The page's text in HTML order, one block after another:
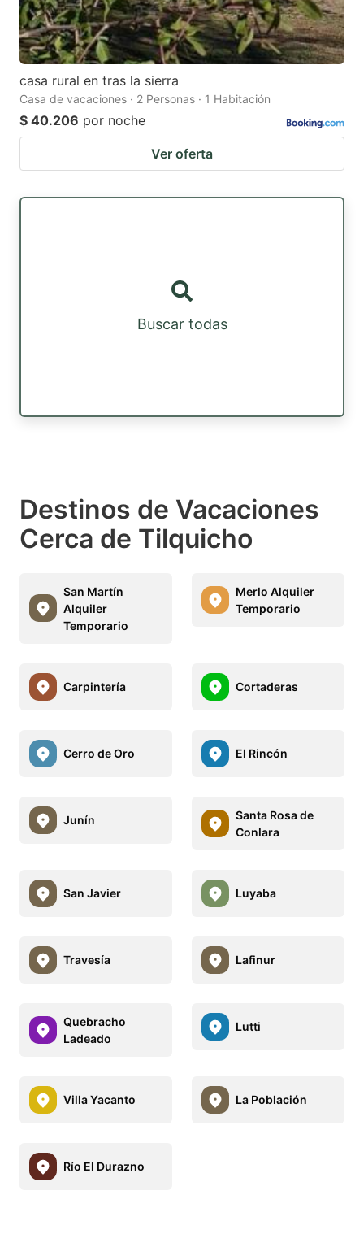
casa rural en tras la sierra
Casa de vacaciones · 2 Personas · 1 Habitación
$ 40.206 por noche
Ver oferta
Buscar todas
Destinos de Vacaciones
Cerca de Tilquicho
San Martín
Alquiler
Temporario
Merlo Alquiler
Temporario
Carpintería Cortaderas
Cerro de Oro El Rincón
Junín
Santa Rosa de
Conlara
San Javier Luyaba
Travesía Lafinur
Quebracho
Ladeado
Lutti
Villa Yacanto La Población
Río El Durazno